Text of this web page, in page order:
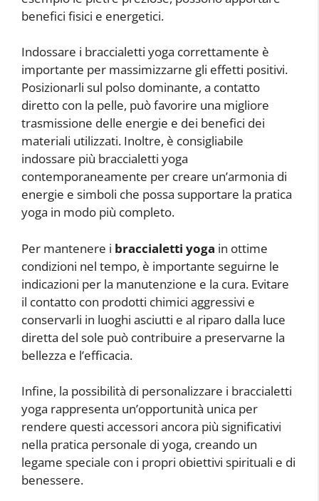
benefici fisici e energetici.
Indossare i braccialetti yoga correttamente è
importante per massimizzarne gli effetti positivi.
Posizionarli sul polso dominante, a contatto
diretto con la pelle, può favorire una migliore
trasmissione delle energie e dei benefici dei
materiali utilizzati. Inoltre, è consigliabile
indossare più braccialetti yoga
contemporaneamente per creare un’armonia di
energie e simboli che possa supportare la pratica
yoga in modo più completo.
Per mantenere i braccialetti yoga in ottime
condizioni nel tempo, è importante seguirne le
indicazioni per la manutenzione e la cura. Evitare
il contatto con prodotti chimici aggressivi e
conservarli in luoghi asciutti e al riparo dalla luce
diretta del sole può contribuire a preservarne la
bellezza e l’efficacia.
Infine, la possibilità di personalizzare i braccialetti
yoga rappresenta un’opportunità unica per
rendere questi accessori ancora più significativi
nella pratica personale di yoga, creando un
legame speciale con i propri obiettivi spirituali e di
benessere.